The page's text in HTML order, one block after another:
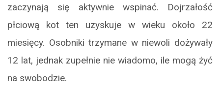
zaczynają się aktywnie wspinać. Dojrzałość
płciową kot ten uzyskuje w wieku około 22
miesięcy. Osobniki trzymane w niewoli dożywały
12 lat, jednak zupełnie nie wiadomo, ile mogą żyć
na swobodzie.